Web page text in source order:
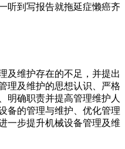
听到写报告就拖延症懒癌齐
及维护存在的不足，并提出
理及维护的思想认识、严格
明确职责并提高管理维护人
备的管理与维护、优化管理
一步提升机械设备管理及维